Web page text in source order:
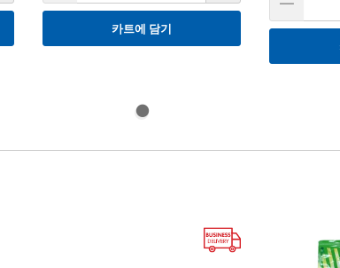
카트에 담기